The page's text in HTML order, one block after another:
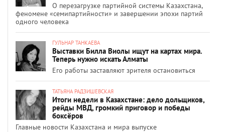
О перезагрузке партийной системы Казахстана,
феномене «семипартийности» и завершении эпохи партий
одного человека
ГУЛЬНАР ТАНКАЕВА
Выставки Билла Виолы ищут на картах мира.
Теперь нужно искать Алматы
Его работы заставляют зрителя остановиться
ТАТЬЯНА РАДЗИШЕВСКАЯ
Итоги недели в Казахстане: дело дольщиков,
рейды МВД, громкий приговор и победы
боксёров
Главные новости Казахстана и мира выпуске